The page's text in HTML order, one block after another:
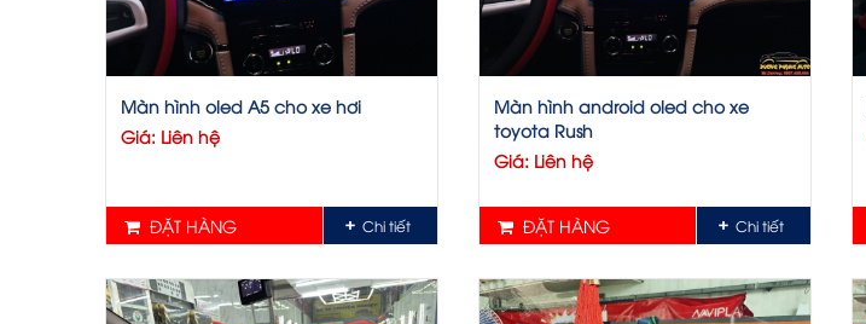
Màn hình oled A5 cho xe hơi
Giá: Liên hệ
ĐẶT HÀNG Chi tiết
Màn hình android oled cho xe
toyota Rush
Giá: Liên hệ
ĐẶT HÀNG Chi tiết